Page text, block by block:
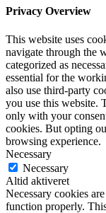
Privacy Overview
This website uses
navigate through the
categorized as
essential for the
also use third-party
you use this website.
only with your
cookies. But opting
browsing experience.
Necessary
Necessary
Altid aktiveret
Necessary cookies
function properly.